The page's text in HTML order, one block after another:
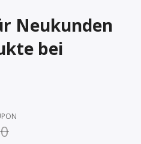
Neukunden
bei